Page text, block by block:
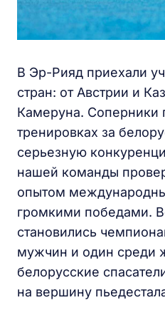
В Эр-Рияд приехали
стран: от Австрии и
Камеруна. Соперники
тренировках за
серьезную
нашей команды
опытом
громкими победами.
становились
мужчин и один среди
белорусские
на вершину